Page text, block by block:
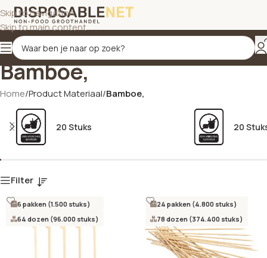
Skip to navigation
Skip to main content
Bamboe,
Home/Product Materiaal/Bamboe,
20 Stuks 20
Filter
6 pakken (1.500 stuks)
64 dozen (96.000 stuks)
24 pakken (4.800 stuks)
78 dozen (374.400 stuks)